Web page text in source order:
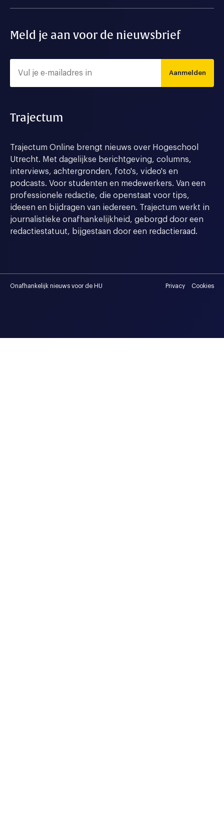
Meld je aan voor de nieuwsbrief
Aanmelden
Trajectum
Trajectum Online brengt nieuws over Hogeschool
Utrecht. Met dagelijkse berichtgeving, columns,
interviews, achtergronden, foto's, video's en
podcasts. Voor studenten en medewerkers. Van een
professionele redactie, die openstaat voor tips,
ideeen en bijdragen van iedereen. Trajectum werkt in
journalistieke onafhankelijkheid, geborgd door een
redactiestatuut, bijgestaan door een redactieraad.
Onafhankelijk nieuws voor de HU Privacy Cookies